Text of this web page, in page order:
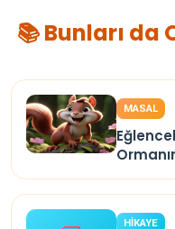
📚 Bunları da
MASAL
HİKAYE